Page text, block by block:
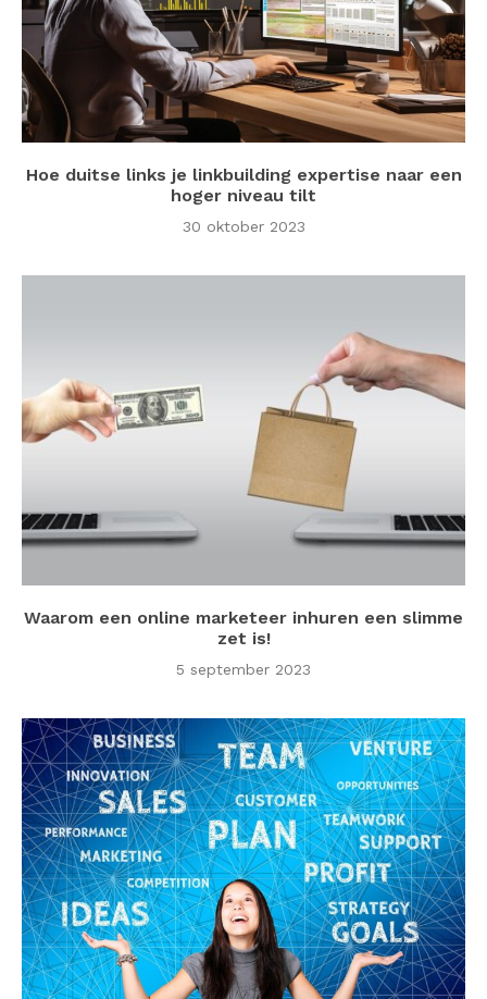
Hoe duitse links je linkbuilding expertise naar een
hoger niveau tilt
30 oktober 2023
Waarom een online marketeer inhuren een slimme
zet is!
5 september 2023